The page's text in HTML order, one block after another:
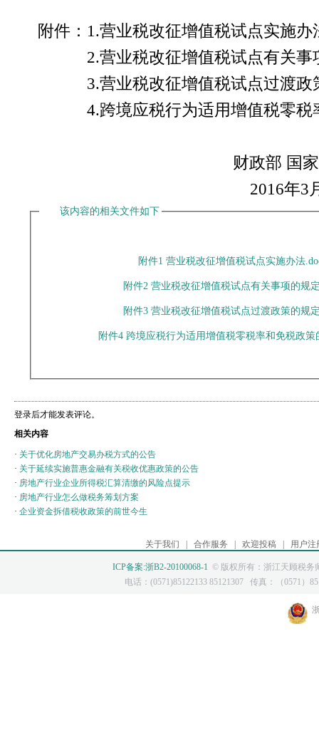
附件： 1.营业税改征增值税试点实施办
2.营业税改征增值税试点有关事
3.营业税改征增值税试点过渡政
4.跨境应税行为适用增值税零
财政部 国家税务
2016年3
该内容的相关文件如下
附件1 营业税改征增值税试点实施办法
附件2 营业税改征增值税试点有关事项的规
附件3 营业税改征增值税试点过渡政策的规
附件4 跨境应税行为适用增值税零税率和免税政策
登录后才能发表评论。
相关内容
· 关于优化房地产交易办税方式的公告
· 关于延续实施普惠金融有关税收优惠政策的公告
· 房地产行业企业所得税汇算清缴的风险点提示
· 房地产行业怎么做税务筹划方案
· 企业资金拆借税收政策的前世今生
关于我们 | 合作服务 | 欢迎投稿 | 用户注
ICP备案:浙B2-20100068-1 © 版权所有：浙江天顾税务
电话：(0571)85122133 85121307 传真：（0571）